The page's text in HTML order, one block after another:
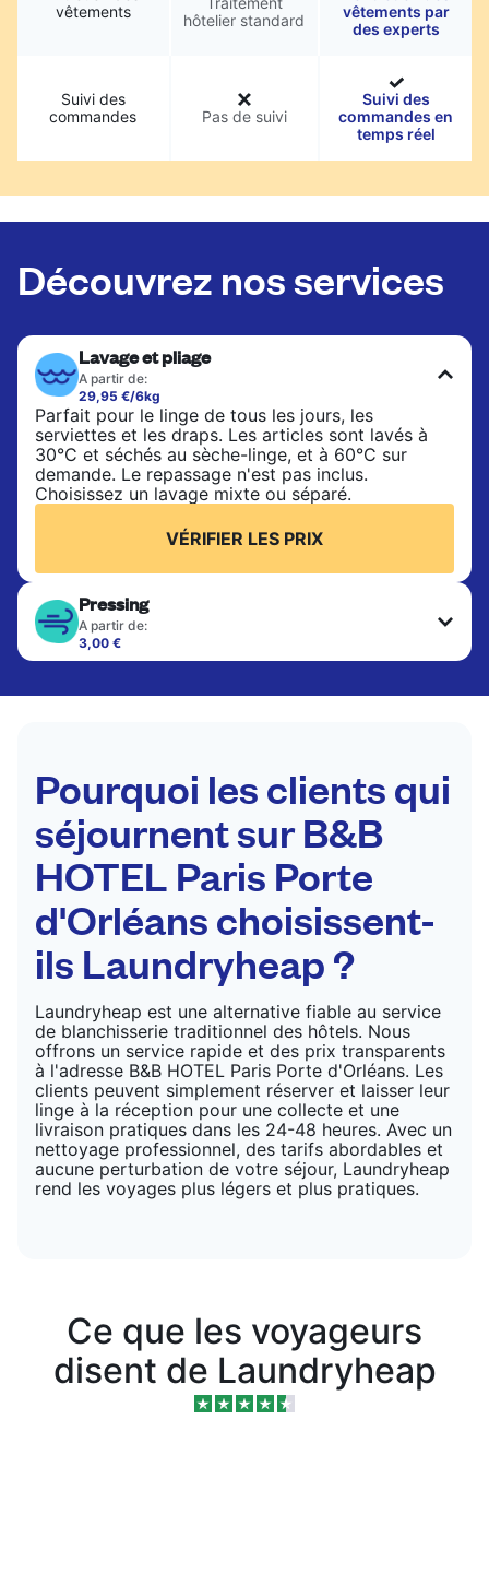
vêtements
hôtelier standard
vêtements par
des experts
Suivi des
commandes
Pas de suivi
Suivi des
commandes en
temps réel
Découvrez nos services
Lavage et pliage
A partir de:
29,95 €/6kg
Parfait pour le linge de tous les jours, les
serviettes et les draps. Les articles sont lavés à
30°C et séchés au sèche-linge, et à 60°C sur
demande. Le repassage n'est pas inclus.
Choisissez un lavage mixte ou séparé.
VÉRIFIER LES PRIX
Pressing
A partir de:
3,00 €
Les articles délicats sont nettoyés à sec et finis
costumes, les robes, les manteaux et les tissus
VÉRIFIER LES PRIX
Pourquoi les clients qui
séjournent sur B&B
HOTEL Paris Porte
d'Orléans choisissent-
ils Laundryheap ?
Laundryheap est une alternative fiable au service
de blanchisserie traditionnel des hôtels. Nous
offrons un service rapide et des prix transparents
à l'adresse B&B HOTEL Paris Porte d'Orléans. Les
clients peuvent simplement réserver et laisser leur
linge à la réception pour une collecte et une
livraison pratiques dans les 24-48 heures. Avec un
nettoyage professionnel, des tarifs abordables et
aucune perturbation de votre séjour, Laundryheap
rend les voyages plus légers et plus pratiques.
Ce que les voyageurs
disent de Laundryheap